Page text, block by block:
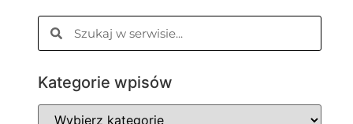
Kategorie wpisów